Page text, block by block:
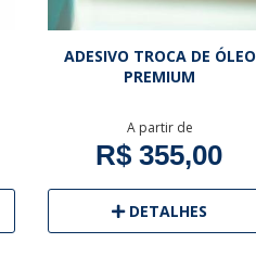
ADESIVO TROCA DE ÓLEO
PREMIUM
A partir de
R$ 355,00
DETALHES